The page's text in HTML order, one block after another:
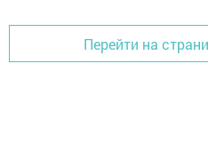
Перейти на